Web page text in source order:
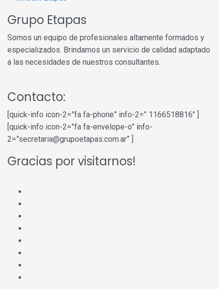
Grupo Etapas
Somos un equipo de profesionales altamente formados y
especializados. Brindamos un servicio de calidad adaptado
a las necesidades de nuestros consultantes.
Contacto:
[quick-info icon-2=”fa fa-phone” info-2=” 1166518816″ ]
[quick-info icon-2=”fa fa-envelope-o” info-
2=”secretaria@grupoetapas.com.ar” ]
Gracias por visitarnos!